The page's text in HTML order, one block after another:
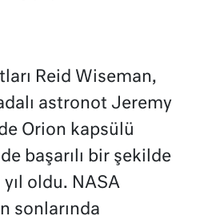
Reid Wiseman,
astronot Jeremy
Orion kapsülü
başarılı bir şekilde
oldu. NASA
sonlarında